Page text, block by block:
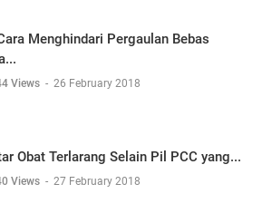
Menghindari Pergaulan Bebas
Views - 26 February 2018
Obat Terlarang Selain Pil PCC yang...
Views - 27 February 2018